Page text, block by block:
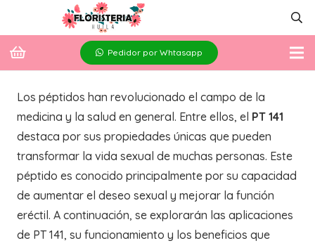
Pedidor por Whtasapp
Los péptidos han revolucionado el campo de la
medicina y la salud en general. Entre ellos, el PT 141
destaca por sus propiedades únicas que pueden
transformar la vida sexual de muchas personas. Este
péptido es conocido principalmente por su capacidad
de aumentar el deseo sexual y mejorar la función
eréctil. A continuación, se explorarán las aplicaciones
de PT 141, su funcionamiento y los beneficios que